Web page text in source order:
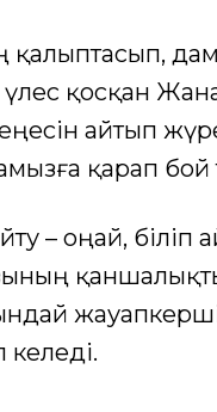
қалыптасып,
қосқан
айтып
қарап бой
– оңай, біліп
қаншалықты
келеді.